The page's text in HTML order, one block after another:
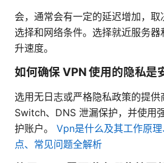
会，通常会有一定的延迟增加，
选择和网络条件。选择就近服务
升速度。
如何确保 VPN 使用的隐私是
选用无日志或严格隐私政策的提
Switch、DNS 泄漏保护，并使用
护账户。 Vpn是什么及其工作原
点、常见问题全解析